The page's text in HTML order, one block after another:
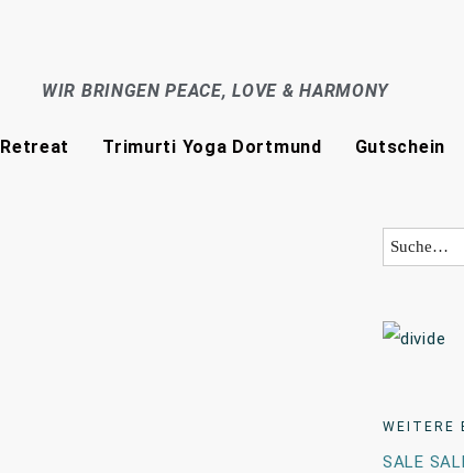
WIR BRINGEN PEACE, LOVE & HARMONY
Retreat Trimurti Yoga Dortmund Gutschein
WEITERE
SALE